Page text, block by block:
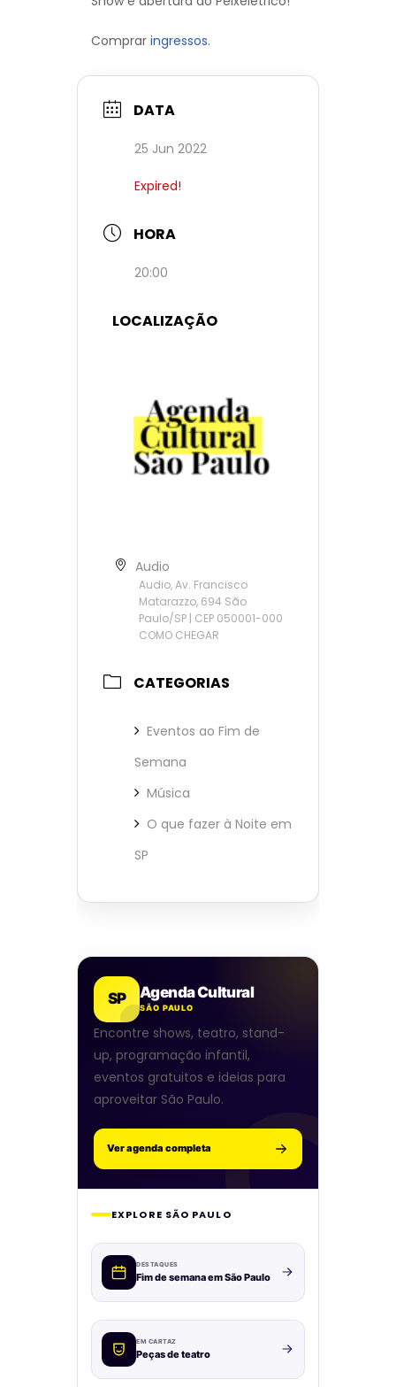
Comprar ingressos.
DATA
25 Jun 2022
Expired!
HORA
20:00
LOCALIZAÇÃO
Audio
Audio, Av. Francisco
Matarazzo, 694 São
Paulo/SP | CEP 050001-000
COMO CHEGAR
CATEGORIAS
Eventos ao Fim de
Semana
Música
O que fazer à Noite em
SP
SP Agenda Cultural
SÃO PAULO
Encontre shows, teatro, stand-
up, programação infantil,
eventos gratuitos e ideias para
aproveitar São Paulo.
Ver agenda completa
EXPLORE SÃO PAULO
DESTAQUES
Fim de semana em São Paulo
EM CARTAZ
Peças de teatro